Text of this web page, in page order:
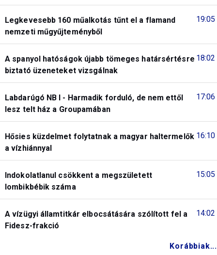
19:05
Legkevesebb 160 műalkotás tűnt el a flamand
nemzeti műgyűjteményből
18:02
A spanyol hatóságok újabb tömeges határsértésre
biztató üzeneteket vizsgálnak
17:06
Labdarúgó NB I - Harmadik forduló, de nem ettől
lesz telt ház a Groupamában
16:10
Hősies küzdelmet folytatnak a magyar haltermelők
a vízhiánnyal
15:05
Indokolatlanul csökkent a megszületett
lombikbébik száma
14:02
A vízügyi államtitkár elbocsátására szólított fel a
Fidesz-frakció
Korábbiak...